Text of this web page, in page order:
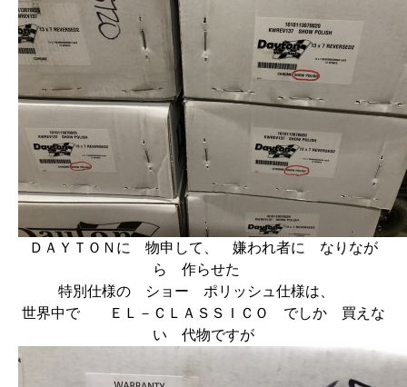
ＤＡＹＴＯＮに 物申して、 嫌われ者に なりなが
ら 作らせた
特別仕様の ショー ポリッシュ仕様は、
世界中で ＥＬ－ＣＬＡＳＳＩＣＯ でしか 買えな
い 代物ですが